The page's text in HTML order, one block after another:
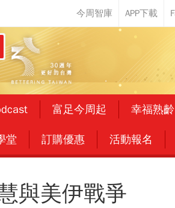
富足今周起 幸福熟齡
堂 訂購優惠 活動報名
與美伊戰爭